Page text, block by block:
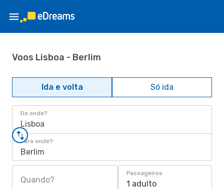
Voos Lisboa - Berlim
Ida e volta Só ida
De onde?
Lisboa
Para onde?
Berlim
Quando?
Passageiros
1 adulto